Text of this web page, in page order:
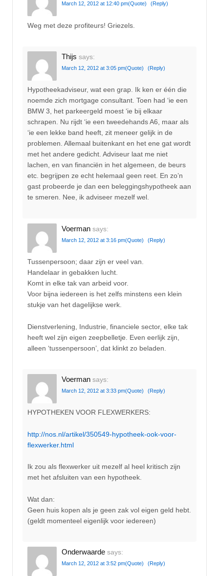
March 12, 2012 at 12:40 pm(Quote) (Reply)
Weg met deze profiteurs! Griezels.
Thijs says:
March 12, 2012 at 3:05 pm(Quote) (Reply)
Hypotheekadviseur, wat een grap. Ik ken er één die
noemde zich mortgage consultant. Toen had ‘ie een
BMW 3, het parkeergeld moest ‘ie bij elkaar
schrapen. Nu rijdt ‘ie een tweedehands A6, maar als
‘ie een lekke band heeft, zit meneer gelijk in de
problemen. Allemaal buitenkant en het ene gat wordt
met het andere gedicht. Adviseur laat me niet
lachen, en van financiën in het algemeen, de beurs
etc. begrijpen ze echt helemaal geen reet. En zo’n
gast probeerde je dan een beleggingshypotheek aan
te smeren. Nee, ik adviseer mezelf wel.
Voerman says:
March 12, 2012 at 3:16 pm(Quote) (Reply)
Tussenpersoon; daar zijn er veel van.
Handelaar in gebakken lucht.
Komt in elke tak van arbeid voor.
Voor bijna iedereen is het zelfs minstens een klein
stukje van het dagelijkse werk.
Dienstverlening, Industrie, financiele sector, elke tak
heeft wel zijn eigen zeepbelletje. Even eerlijk zijn,
alleen ‘tussenpersoon’, dat klinkt zo beladen.
Voerman says:
March 12, 2012 at 3:33 pm(Quote) (Reply)
HYPOTHEKEN VOOR FLEXWERKERS:
http://nos.nl/artikel/350549-hypotheek-ook-voor-
flexwerker.html
Ik zou als flexwerker uit mezelf al heel kritisch zijn
met het afsluiten van een hypotheek.
Wat dan:
Geen huis kopen als je geen zak vol eigen geld hebt.
(geldt momenteel eigenlijk voor iedereen)
Onderwaarde says:
March 12, 2012 at 3:52 pm(Quote) (Reply)